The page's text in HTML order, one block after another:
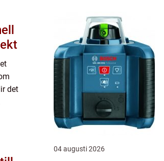
det
04 augusti 2026